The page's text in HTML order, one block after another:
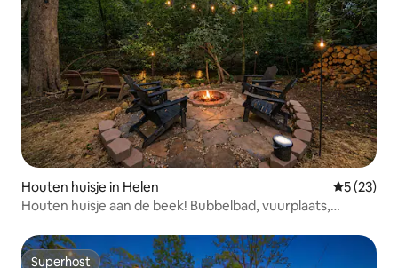
Houten huisje in Helen
5 (23)
Houten huisje aan de beek! Bubbelbad, vuurplaats,
Superhost